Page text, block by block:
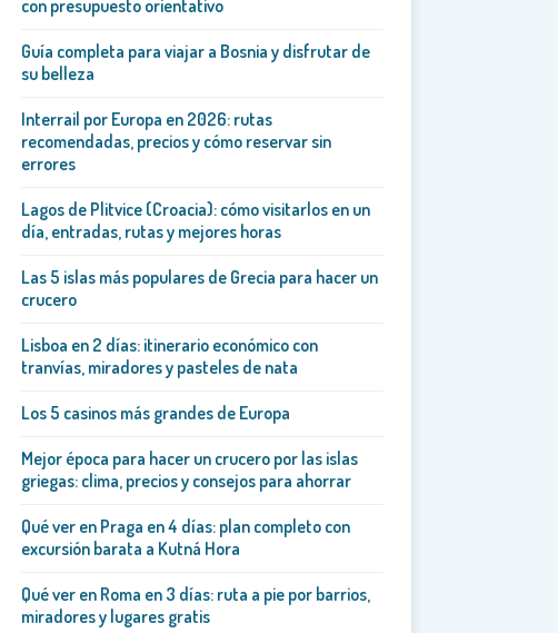
con presupuesto orientativo
Guía completa para viajar a Bosnia y disfrutar de
su belleza
Interrail por Europa en 2026: rutas
recomendadas, precios y cómo reservar sin
errores
Lagos de Plitvice (Croacia): cómo visitarlos en un
día, entradas, rutas y mejores horas
Las 5 islas más populares de Grecia para hacer un
crucero
Lisboa en 2 días: itinerario económico con
tranvías, miradores y pasteles de nata
Los 5 casinos más grandes de Europa
Mejor época para hacer un crucero por las islas
griegas: clima, precios y consejos para ahorrar
Qué ver en Praga en 4 días: plan completo con
excursión barata a Kutná Hora
Qué ver en Roma en 3 días: ruta a pie por barrios,
miradores y lugares gratis